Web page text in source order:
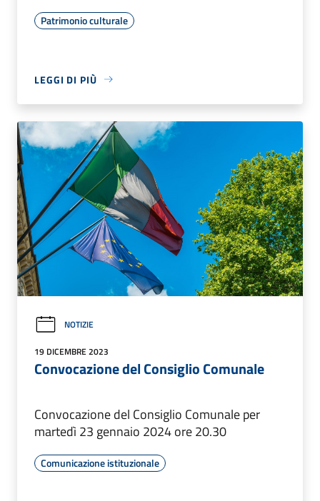
Patrimonio culturale
LEGGI DI PIÙ
NOTIZIE
19 DICEMBRE 2023
Convocazione del Consiglio Comunale
Convocazione del Consiglio Comunale per
martedì 23 gennaio 2024 ore 20.30
Comunicazione istituzionale